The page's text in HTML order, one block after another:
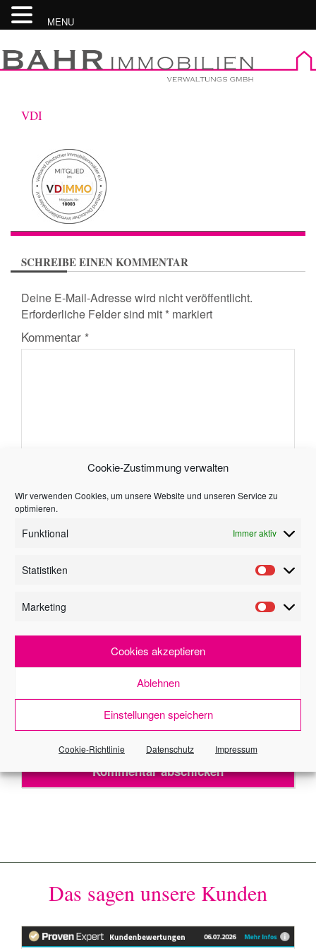
Cookie-Zustimmung verwalten
Wir verwenden Cookies, um unsere Website und unseren Service zu
optimieren.
Funktional Immer aktiv
Statistiken
Marketing
Cookies akzeptieren
Ablehnen
Einstellungen speichern
Cookie-Richtlinie Datenschutz Impressum
to
content
VDI
SCHREIBE EINEN KOMMENTAR
Deine E-Mail-Adresse wird nicht veröffentlicht.
Erforderliche Felder sind mit * markiert
Kommentar *
E-Mail*
Website
Meinen Namen, meine E-Mail-Adresse und meine
Website in diesem Browser für die nächste
Kommentierung speichern.
Das sagen unsere Kunden
MENU